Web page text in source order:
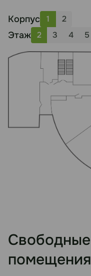
Корпус 1 2
Этаж 2 3 4 5
Свободные
помещения